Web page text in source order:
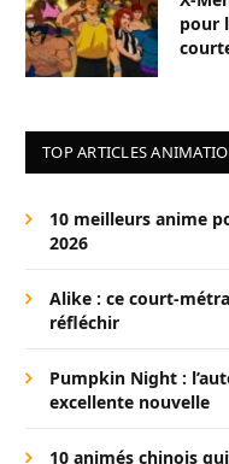
pour
TOP ARTICLES
10 meilleurs anime
2026
Alike : ce court-
réfléchir
Pumpkin Night :
excellente nouvelle
10 animés chinois